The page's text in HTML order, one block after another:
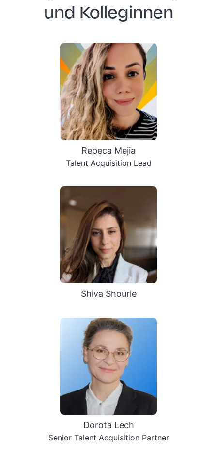
und Kolleginnen
Rebeca Mejia
Talent Acquisition Lead
Shiva Shourie
Dorota Lech
Senior Talent Acquisition Partner